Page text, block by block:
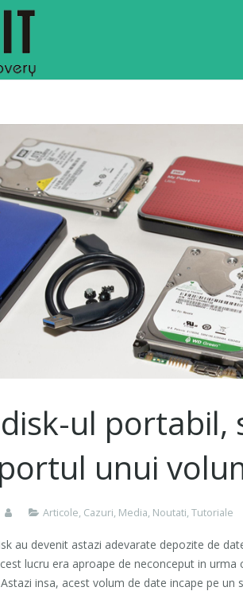
ul portabil,
unui
Articole, Cazuri, Media, Noutati,Tutoriale
au devenit astazi adevarate depozite de
lucru era aproape de neconceput in
insa, acest volum de date incape pe